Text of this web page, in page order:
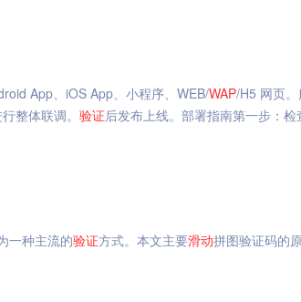
App、iOS App、小程序、WEB/WAP/H5 网页
整体联调。 验证后发布上线。部署指南第一步：检
一种主流的验证方式。本文主要滑动拼图验证码的